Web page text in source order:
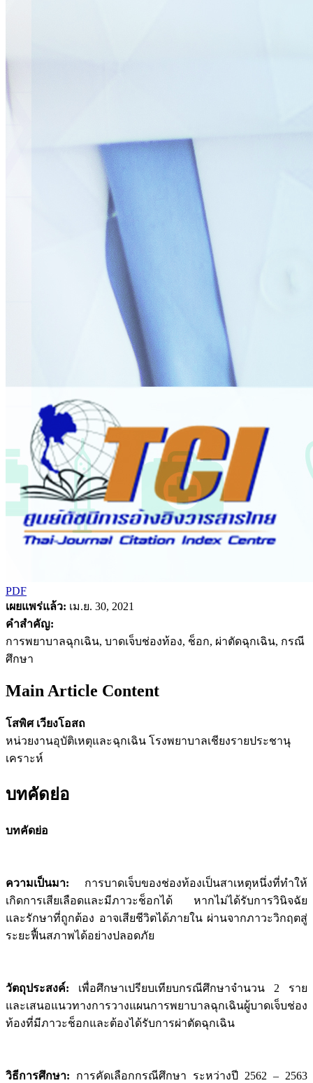
PDF
เผยแพร่แล้ว: เม.ย. 30, 2021
คำสำคัญ:
การพยาบาลฉุกเฉิน, บาดเจ็บช่องท้อง, ช็อก, ผ่าตัดฉุกเฉิน, กรณี
ศึกษา
Main Article Content
โสพิศ เวียงโอสถ
หน่วยงานอุบัติเหตุและฉุกเฉิน โรงพยาบาลเชียงรายประชานุ
เคราะห์
บทคัดย่อ
บทคัดย่อ
ความเป็นมา: การบาดเจ็บของช่องท้องเป็นสาเหตุหนึ่งที่ทำให้
เกิดการเสียเลือดและมีภาวะช็อกได้ หากไม่ได้รับการวินิจฉัย
และรักษาที่ถูกต้อง อาจเสียชีวิตได้ภายใน ผ่านจากภาวะวิกฤตสู่
ระยะฟื้นสภาพได้อย่างปลอดภัย
วัตถุประสงค์: เพื่อศึกษาเปรียบเทียบกรณีศึกษาจำนวน 2 ราย
และเสนอแนวทางการวางแผนการพยาบาลฉุกเฉินผู้บาดเจ็บช่อง
ท้องที่มีภาวะช็อกและต้องได้รับการผ่าตัดฉุกเฉิน
วิธีการศึกษา: การคัดเลือกกรณีศึกษา ระหว่างปี 2562 – 2563